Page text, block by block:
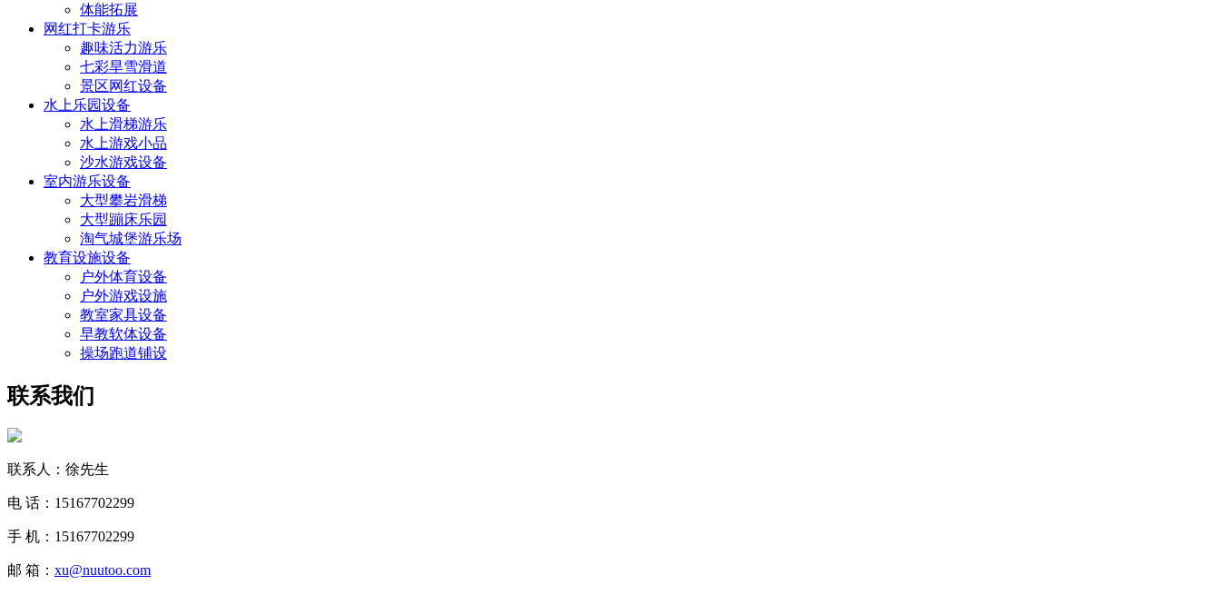
体能拓展
网红打卡游乐
趣味活力游乐
七彩旱雪滑道
景区网红设备
水上乐园设备
水上滑梯游乐
水上游戏小品
沙水游戏设备
室内游乐设备
大型攀岩滑梯
大型蹦床乐园
淘气城堡游乐场
教育设施设备
户外体育设备
户外游戏设施
教室家具设备
早教软体设备
操场跑道铺设
联系我们
联系人：徐先生
电 话：15167702299
手 机：15167702299
邮 箱： xu@nuutoo.com